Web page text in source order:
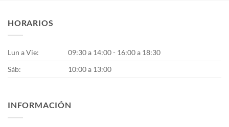
HORARIOS
Lun a Vie:
09:30 a 14:00 - 16:00 a 18:30
Sáb:
10:00 a 13:00
INFORMACIÓN